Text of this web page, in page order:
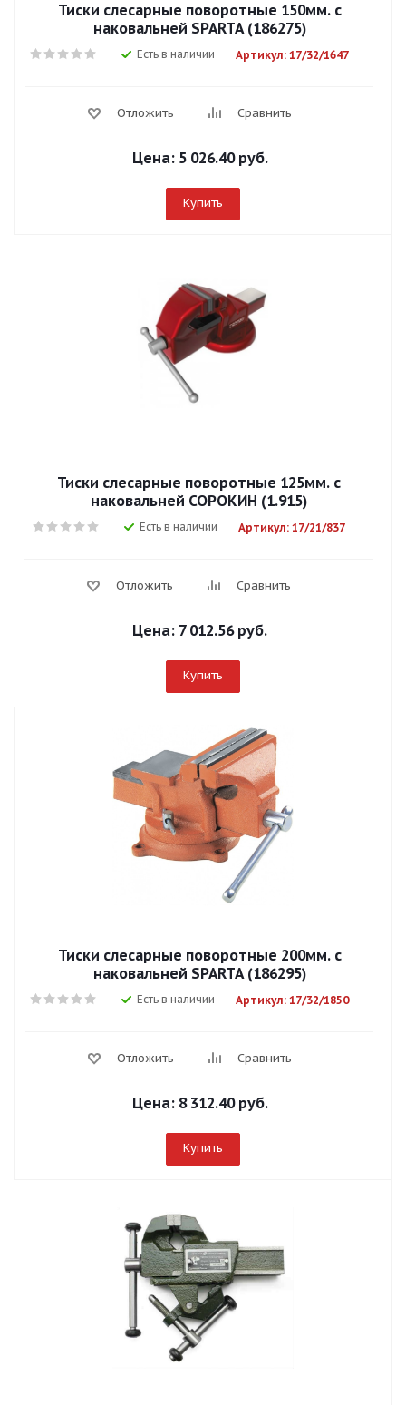
Тиски слесарные поворотные 150мм. с
наковальней SPARTA (186275)
Есть в наличии Артикул: 17/32/1647
Отложить Сравнить
Цена: 5 026.40 руб.
Купить
Тиски слесарные поворотные 125мм. с
наковальней СОРОКИН (1.915)
Есть в наличии Артикул: 17/21/837
Отложить Сравнить
Цена: 7 012.56 руб.
Купить
Тиски слесарные поворотные 200мм. с
наковальней SPARTA (186295)
Есть в наличии Артикул: 17/32/1850
Отложить Сравнить
Цена: 8 312.40 руб.
Купить